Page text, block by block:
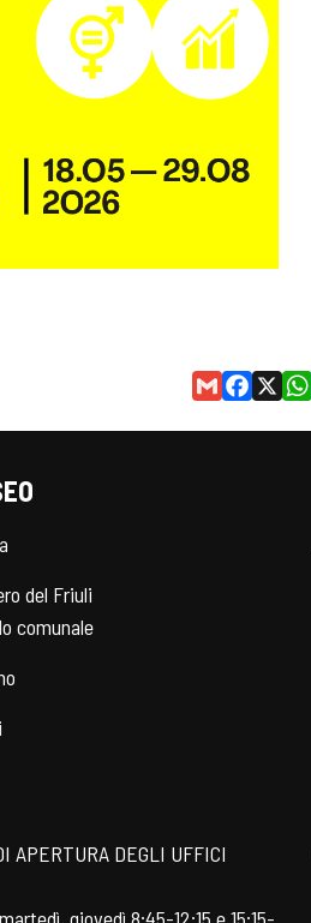
del Friuli
comunale
APERTURA DEGLI UFFICI